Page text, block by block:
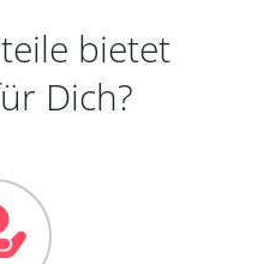
bietet
Dich?